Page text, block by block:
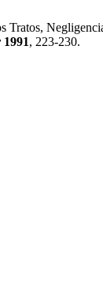
Tratos,
1991, 223-230.